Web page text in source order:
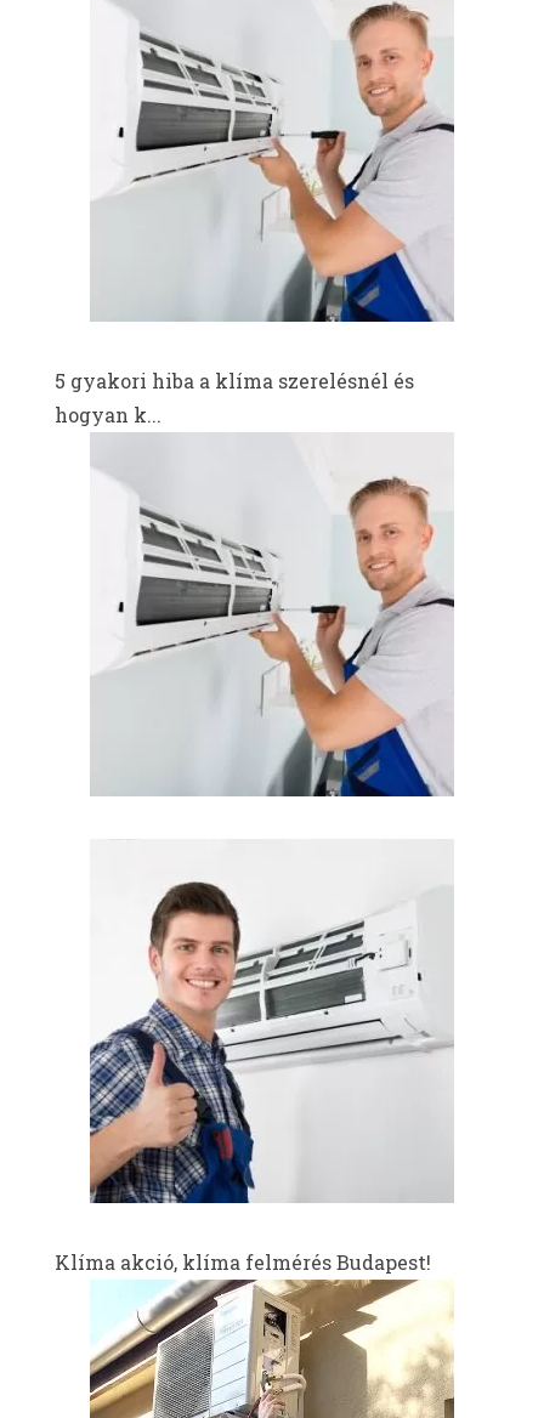
5 gyakori hiba a klíma szerelésnél és
hogyan k...
Klíma akció, klíma felmérés Budapest!